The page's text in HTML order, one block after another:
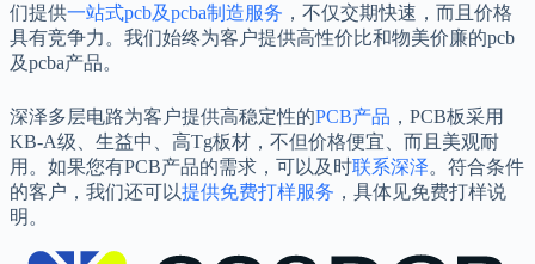
们提供一站式pcb及pcba制造服务 ，不仅交期快速，而且价格
具有竞争力。我们始终为客户提供高性价比和物美价廉的pcb
及pcba产品。
深泽多层电路为客户提供高稳定性的PCB产品 ，PCB板采用
KB-A级、生益中、高Tg板材，不但价格便宜、而且美观耐
用。如果您有PCB产品的需求，可以及时联系深泽。符合条件
的客户，我们还可以提供免费打样服务 ，具体见免费打样说
明。